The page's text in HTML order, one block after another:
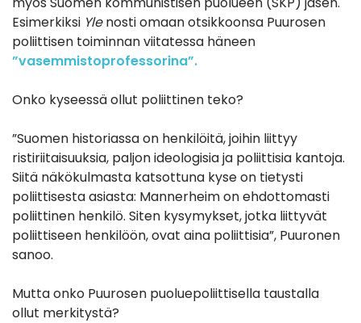
Esimerkiksi Ylenosti omaan otsikkoonsa Puurosen
poliittisen toiminnan viitatessa häneen
”vasemmistoprofessorina”.
Onko kyseessä ollut poliittinen teko?
”Suomen historiassa on henkilöitä, joihin liittyy
ristiriitaisuuksia, paljon ideologisia ja poliittisia kantoja.
Siitä näkökulmasta katsottuna kyse on tietysti
poliittisesta asiasta: Mannerheim on ehdottomasti
poliittinen henkilö. Siten kysymykset, jotka liittyvät
poliittiseen henkilöön, ovat aina poliittisia”, Puuronen
sanoo.
Mutta onko Puurosen puoluepoliittisella taustalla
ollut merkitystä?